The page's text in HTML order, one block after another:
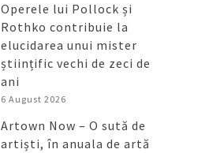
Operele lui Pollock și
Rothko contribuie la
elucidarea unui mister
științific vechi de zeci de
ani
6 August 2026
Artown Now – O sută de
artiști, în anuala de artă